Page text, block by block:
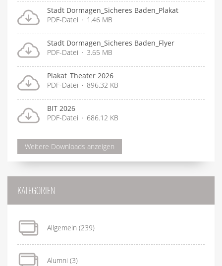
Stadt Dormagen_Sicheres Baden_Plakat
PDF-Datei
1.46 MB
Stadt Dormagen_Sicheres Baden_Flyer
PDF-Datei
3.65 MB
Plakat_Theater 2026
PDF-Datei
896.32 KB
BIT 2026
PDF-Datei
686.12 KB
Weitere Downloads anzeigen
KATEGORIEN
Allgemein (239)
Alumni (3)